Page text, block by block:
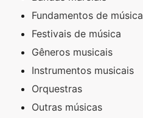
Fundamentos de música
Festivais de música
Gêneros musicais
Instrumentos musicais
Orquestras
Outras músicas